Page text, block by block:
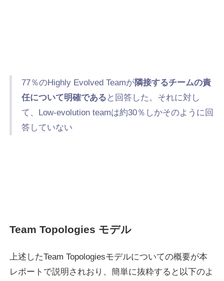
77％のHighly Evolved Teamが隣接するチームの責
任について明確である と回答した。 それに対し
て、Low-evolution teamは約30％しかそのように回
答していない
Team Topologies モデル
上述したTeam Topologiesモデルについての概要が本
レポートで説明されおり、簡単に抜粋すると以下のよ